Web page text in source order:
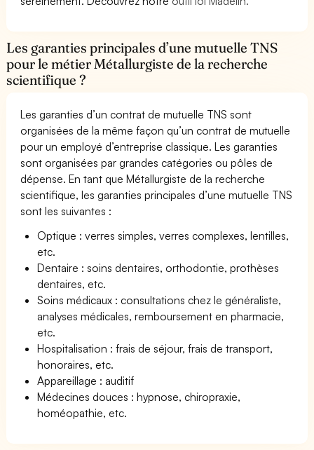
Les garanties principales d’une mutuelle TNS
pour le métier Métallurgiste de la recherche
scientifique ?
Les garanties d’un contrat de mutuelle TNS sont
organisées de la même façon qu’un contrat de mutuelle
pour un employé d’entreprise classique. Les garanties
sont organisées par grandes catégories ou pôles de
dépense. En tant que Métallurgiste de la recherche
scientifique, les garanties principales d’une mutuelle TNS
sont les suivantes :
Optique : verres simples, verres complexes, lentilles,
etc.
Dentaire : soins dentaires, orthodontie, prothèses
dentaires, etc.
Soins médicaux : consultations chez le généraliste,
analyses médicales, remboursement en pharmacie,
etc.
Hospitalisation : frais de séjour, frais de transport,
honoraires, etc.
Appareillage : auditif
Médecines douces : hypnose, chiropraxie,
homéopathie, etc.